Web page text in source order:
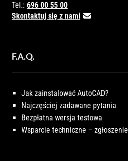
Tel.: 696 00 55 00
Skontaktuj się z nami
F.A.Q.
Jak zainstalować AutoCAD?
Najczęściej zadawane pytania
Bezpłatna wersja testowa
Wsparcie techniczne – zgłoszenie